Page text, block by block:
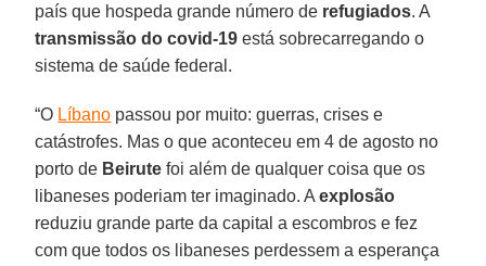
país que hospeda grande número de refugiados. A
transmissão do covid-19 está sobrecarregando o
sistema de saúde federal.
“O Líbano passou por muito: guerras, crises e
catástrofes. Mas o que aconteceu em 4 de agosto no
porto de Beirute foi além de qualquer coisa que os
libaneses poderiam ter imaginado. Aexplosão
reduziu grande parte da capital a escombros e fez
com que todos os libaneses perdessem a esperança